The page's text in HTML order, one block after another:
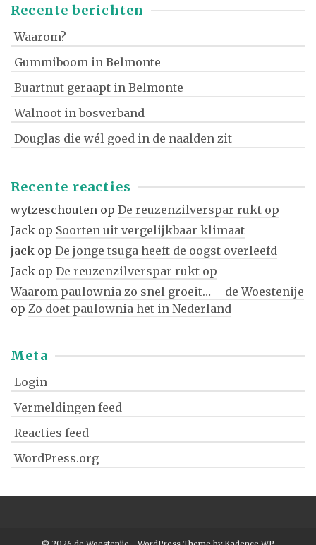
Recente berichten
Waarom?
Gummiboom in Belmonte
Buartnut geraapt in Belmonte
Walnoot in bosverband
Douglas die wél goed in de naalden zit
Recente reacties
wytzeschouten op De reuzenzilverspar rukt op
Jack op Soorten uit vergelijkbaar klimaat
jack op De jonge tsuga heeft de oogst overleefd
Jack op De reuzenzilverspar rukt op
Waarom paulownia zo snel groeit… – de Woestenije
op Zo doet paulownia het in Nederland
Meta
Login
Vermeldingen feed
Reacties feed
WordPress.org